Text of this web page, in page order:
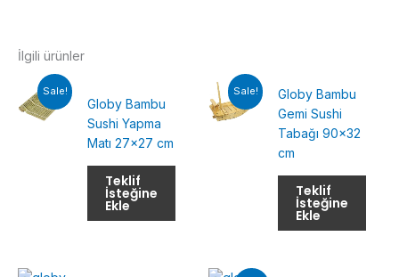
İlgili ürünler
Sale!
Globy Bambu
Sushi Yapma
Matı 27×27 cm
Teklif
İsteğine
Ekle
Sale!
Globy Bambu
Gemi Sushi
Tabağı 90×32
cm
Teklif
İsteğine
Ekle